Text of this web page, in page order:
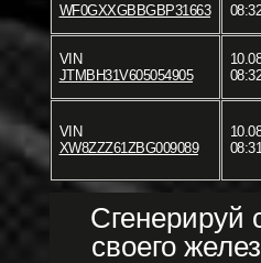
WF0GXXGBBGBP31663
08:32
VIN
JTMBH31V605054905
08:32
VIN
XW8ZZZ61ZBG009089
08:31
Сгенерируй
своего